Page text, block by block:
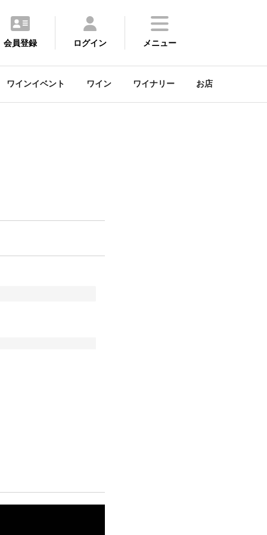
会員登録 ログイン メニュー
ワインイベント ワイン ワイナリー お店